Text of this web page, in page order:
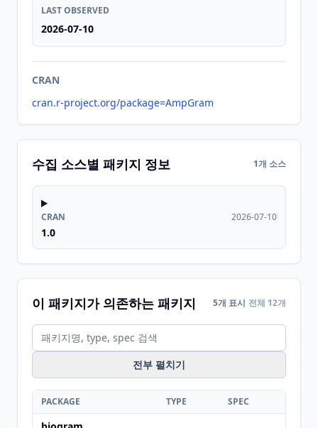
LAST OBSERVED
2026-07-10
CRAN
cran.r-project.org/package=AmpGram
수집 소스별 패키지 정보 1개 소스
CRAN
1.0
2026-07-10
이 패키지가 의존하는 패키지 5개 표시 전체 12개
전부 펼치기
PACKAGE TYPE SPEC